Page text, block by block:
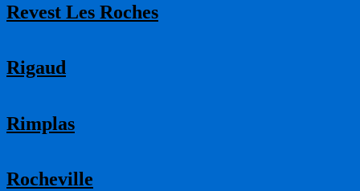
Revest Les Roches
Rigaud
Rimplas
Rocheville